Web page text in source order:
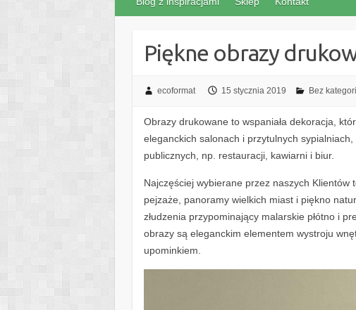
Piękne obrazy
ecoformat 15 stycznia 2019 Bez
Obrazy drukowane to wspaniała dekoracja,
eleganckich salonach i przytulnych
publicznych, np. restauracji, kawiarni i biur.
Najczęściej wybierane przez naszych
pejzaże, panoramy wielkich miast i piękno
złudzenia przypominający malarskie płótno i
obrazy są eleganckim elementem wystroju
upominkiem.